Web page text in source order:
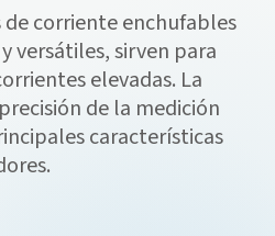
corriente enchufables
versátiles, sirven para
elevadas. La
de la medición
características